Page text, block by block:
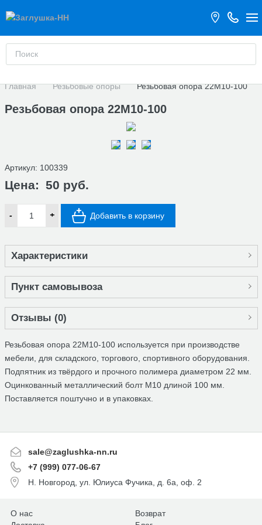
Главная Резьбовые опоры Резьбовая опора 22М10-100
Резьбовая опора 22М10-100
Артикул: 100339
Цена: 50 руб.
- + Добавить в корзину
Резьбовая опора 22М10-100 используется при производстве
мебели, для складского, торгового, спортивного оборудования.
Подпятник из твёрдого и прочного полимера диаметром 22 мм.
Оцинкованный металлический болт М10 длиной 100 мм.
Поставляется поштучно и в упаковках.
Характеристики
Пункт самовывоза
Отзывы (0)
sale@zaglushka-nn.ru
+7 (999) 077-06-67
Н. Новгород, ул. Юлиуса Фучика, д. 6а, оф. 2
О нас
Возврат